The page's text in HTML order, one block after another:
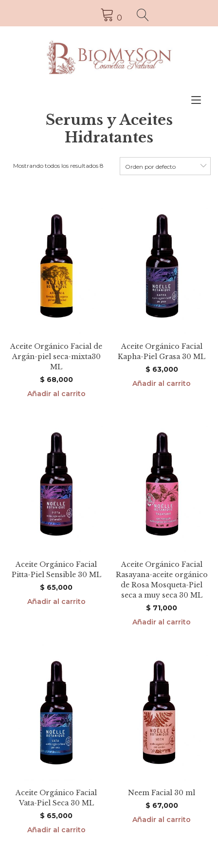
0
Serums y Aceites
Hidratantes
Mostrando todos los resultados 8 Orden por defecto
Aceite Orgánico Facial de
Argán-piel seca-mixta30
ML
$ 68,000
Añadir al carrito
Aceite Orgánico Facial
Kapha-Piel Grasa 30 ML
$ 63,000
Añadir al carrito
Aceite Orgánico Facial
Pitta-Piel Sensible 30 ML
$ 65,000
Añadir al carrito
Aceite Orgánico Facial
Rasayana-aceite orgánico
de Rosa Mosqueta-Piel
seca a muy seca 30 ML
$ 71,000
Añadir al carrito
Aceite Orgánico Facial
Vata-Piel Seca 30 ML
$ 65,000
Añadir al carrito
Neem Facial 30 ml
$ 67,000
Añadir al carrito